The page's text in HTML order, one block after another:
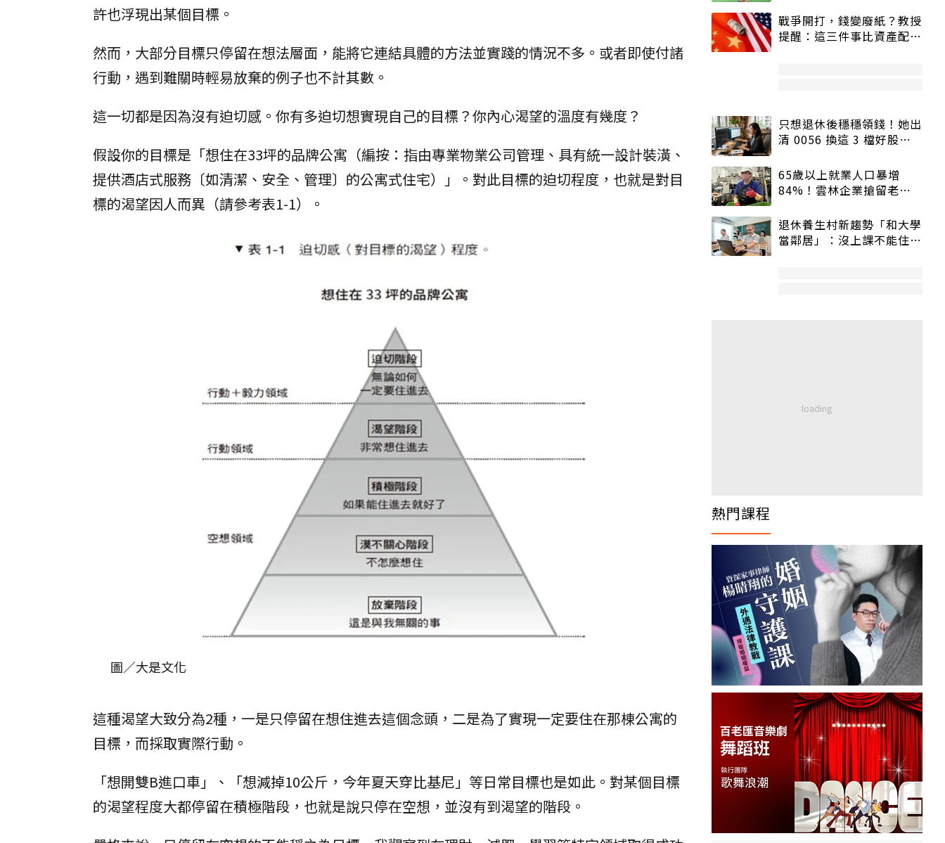
許也浮現出某個目標。
然而，大部分目標只停留在想法層面，能將它連結具體的方法並實踐的情況不多。或者即使付諸
行動，遇到難關時輕易放棄的例子也不計其數。
這一切都是因為沒有迫切感。你有多迫切想實現自己的目標？你內心渴望的溫度有幾度？
假設你的目標是「想住在33坪的品牌公寓（編按：指由專業物業公司管理、具有統一設計裝潢、
提供酒店式服務〔如清潔、安全、管理〕的公寓式住宅）」。對此目標的迫切程度，也就是對目
標的渴望因人而異（請參考表1-1）。
圖／大是文化
這種渴望大致分為2種，一是只停留在想住進去這個念頭，二是為了實現一定要住在那棟公寓的
目標，而採取實際行動。
「想開雙B進口車」、「想減掉10公斤，今年夏天穿比基尼」等日常目標也是如此。對某個目標
的渴望程度大都停留在積極階段，也就是說只停在空想，並沒有到渴望的階段。
戰爭開打，錢變廢紙？教授
提醒：這三件事比資產配置
只想退休後穩穩領錢！她出
清 0056 換這 3 檔好股：
65歲以上就業人口暴增
84%！雲林企業搶留老員
退休養生村新趨勢「和大學
當鄰居」：沒上課不能住、
熱門課程